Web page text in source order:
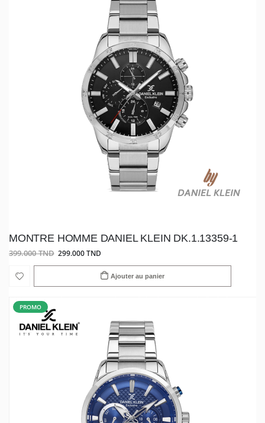
MONTRE HOMME DANIEL KLEIN DK.1.13359-1
399.000 TND 299.000 TND
Ajouter au panier
PROMO